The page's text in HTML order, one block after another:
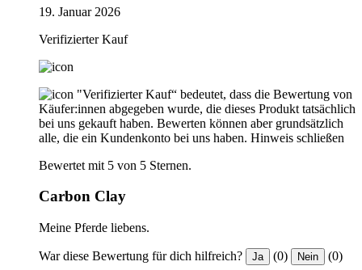
19. Januar 2026
Verifizierter Kauf
"Verifizierter Kauf“ bedeutet, dass die Bewertung von
Käufer:innen abgegeben wurde, die dieses Produkt tatsächlich
bei uns gekauft haben. Bewerten können aber grundsätzlich
alle, die ein Kundenkonto bei uns haben. Hinweis schließen
Bewertet mit 5 von 5 Sternen.
Carbon Clay
Meine Pferde liebens.
War diese Bewertung für dich hilfreich? Ja (0) Nein (0)